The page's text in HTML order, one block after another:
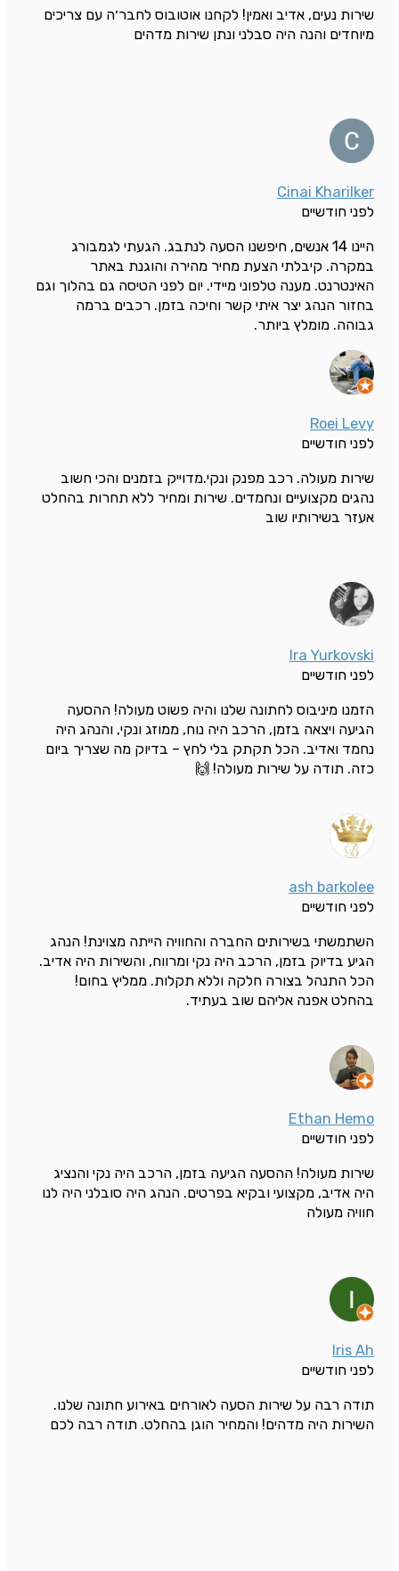
שירות נעים, אדיב ואמין! לקחנו אוטובוס לחבר׳ה עם צריכים
מיוחדים והנה היה סבלני ונתן שירות מדהים
Cinai Kharilker
לפני חודשיים
היינו 14 אנשים, חיפשנו הסעה לנתבג. הגעתי לגמבורג
במקרה. קיבלתי הצעת מחיר מהירה והוגנת באתר
האינטרנט. מענה טלפוני מיידי. יום לפני הטיסה גם בהלוך וגם
בחזור הנהג יצר איתי קשר וחיכה בזמן. רכבים ברמה
גבוהה. מומלץ ביותר.
Roei Levy
לפני חודשיים
שירות מעולה. רכב מפנק ונקי.מדוייק בזמנים והכי חשוב
נהגים מקצועיים ונחמדים. שירות ומחיר ללא תחרות בהחלט
אעזר בשירותיו שוב
Ira Yurkovski
לפני חודשיים
הזמנו מיניבוס לחתונה שלנו והיה פשוט מעולה! ההסעה
הגיעה ויצאה בזמן, הרכב היה נוח, ממוזג ונקי, והנהג היה
נחמד ואדיב. הכל תקתק בלי לחץ – בדיוק מה שצריך ביום
כזה. תודה על שירות מעולה! 🙌
ash barkolee
לפני חודשיים
השתמשתי בשירותים החברה והחוויה הייתה מצוינת! הנהג
הגיע בדיוק בזמן, הרכב היה נקי ומרווח, והשירות היה אדיב.
הכל התנהל בצורה חלקה וללא תקלות. ממליץ בחום!
בהחלט אפנה אליהם שוב בעתיד.
Ethan Hemo
לפני חודשיים
שירות מעולה! ההסעה הגיעה בזמן, הרכב היה נקי והנציג
היה אדיב, מקצועי ובקיא בפרטים. הנהג היה סובלני היה לנו
חוויה מעולה
Iris Ah
לפני חודשיים
תודה רבה על שירות הסעה לאורחים באירוע חתונה שלנו.
השירות היה מדהים! והמחיר הוגן בהחלט. תודה רבה לכם